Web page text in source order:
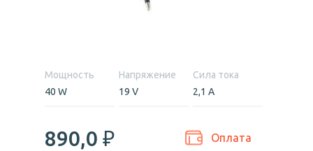
Мощность
40 W
Напряжение
19 V
Сила тока
2,1 А
890,0 ₽
Оплата